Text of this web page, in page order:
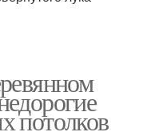
потолков